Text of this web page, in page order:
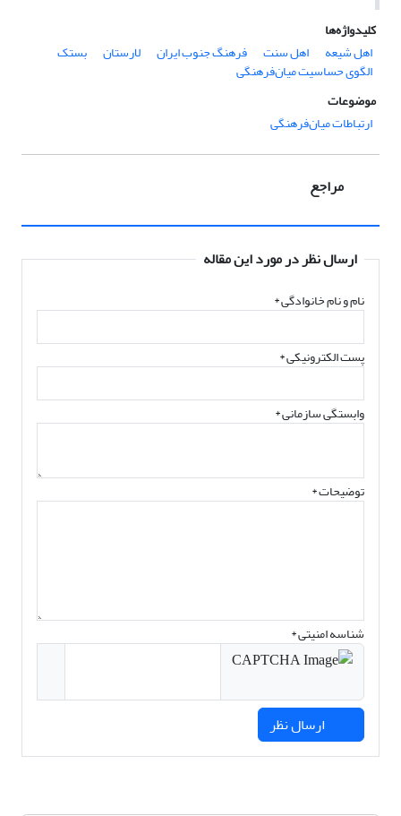
کلیدواژه‌ها
اهل شیعه
اهل سنت فرهنگ جنوب ایران لارستان بستک
الگوی حساسیت میان‌فرهنگی
موضوعات
ارتباطات میان‌فرهنگی
مراجع
ارسال نظر در مورد این مقاله
نام و نام خانوادگی*
پست الکترونیکی*
وابستگی سازمانی *
توضیحات *
شناسه امنیتی *